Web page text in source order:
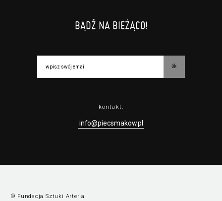
BĄDŹ NA BIEŻĄCO!
ok
kontakt:
info@piecsmakow.pl
© Fundacja Sztuki Arteria